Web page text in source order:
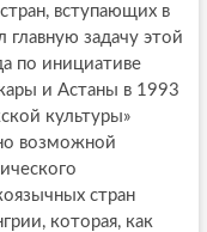
вступающих в
задачу этой
по инициативе
и Астаны в 1993
культуры»
возможной
стран
которая, как